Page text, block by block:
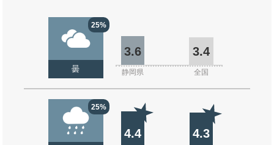
25%
曇
3.6 3.4
静岡県 全国
25%
4.4 4.3